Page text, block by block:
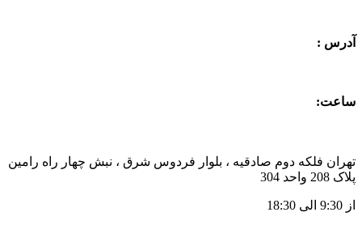
آدرس :
ساعت:
تهران فلکه دوم صادقیه ، بلوار فردوس شرق ، نبش چهار راه رامین
پلاک 208 واحد 304
از 9:30 الی 18:30